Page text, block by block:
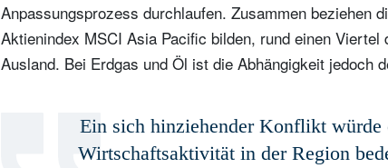
Anpassungsprozess durchlaufen. Zusammen beziehen
Aktienindex MSCI Asia Pacific bilden, rund einen
Ausland. Bei Erdgas und Öl ist die Abhängigkeit jedoch
Ein sich hinziehender Konflikt würde
Wirtschaftsaktivität in der Region